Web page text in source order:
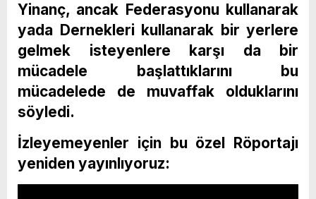
Yinanç, ancak Federasyonu kullanarak
yada Dernekleri kullanarak bir yerlere
gelmek isteyenlere karşı da bir
mücadele başlattıklarını bu
mücadelede de muvaffak olduklarını
söyledi.
İzleyemeyenler için bu özel Röportajı
yeniden yayınlıyoruz: